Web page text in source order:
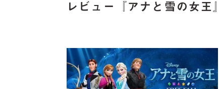
レビュー『アナと雪の女王』